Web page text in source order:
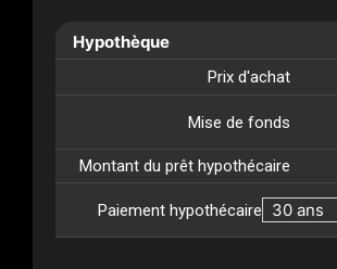
Hypothèque
Prix d'achat
Mise de fonds
Montant du prêt hypothécaire
Paiement hypothécaire